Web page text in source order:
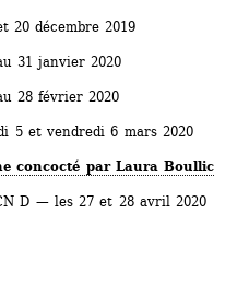
20 décembre 2019
31 janvier 2020
28 février 2020
5 et vendredi 6 mars 2020
concocté par Laura Boullic
D — les 27 et 28 avril 2020